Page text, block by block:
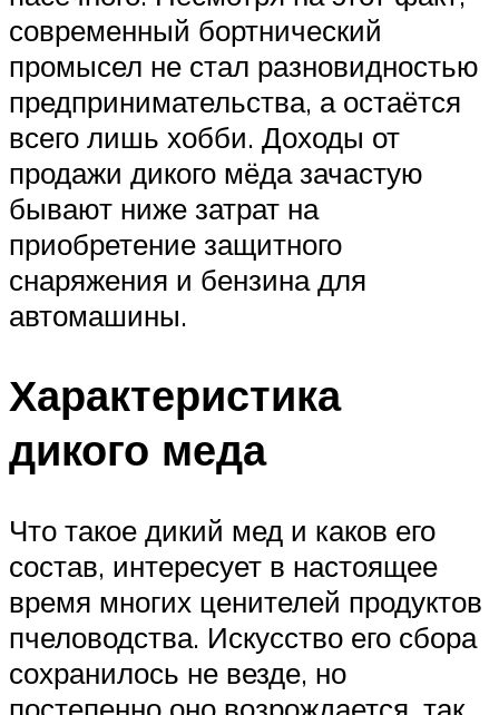
современный бортнический
промысел не стал разновидностью
предпринимательства, а остаётся
всего лишь хобби. Доходы от
продажи дикого мёда зачастую
бывают ниже затрат на
приобретение защитного
снаряжения и бензина для
автомашины.
Характеристика
дикого меда
Что такое дикий мед и каков его
состав, интересует в настоящее
время многих ценителей продуктов
пчеловодства. Искусство его сбора
сохранилось не везде, но